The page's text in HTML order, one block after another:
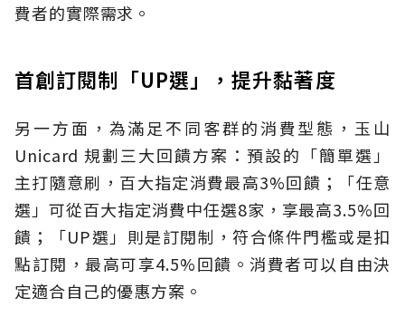
費者的實際需求。
首創訂閱制「UP選」，提升黏著度
另一方面，為滿足不同客群的消費型態，玉山
Unicard 規劃三大回饋方案：預設的「簡單選」
主打隨意刷，百大指定消費最高3%回饋；「任意
選」可從百大指定消費中任選8家，享最高3.5%回
饋；「UP選」則是訂閱制，符合條件門檻或是扣
點訂閱，最高可享4.5%回饋。消費者可以自由決
定適合自己的優惠方案。